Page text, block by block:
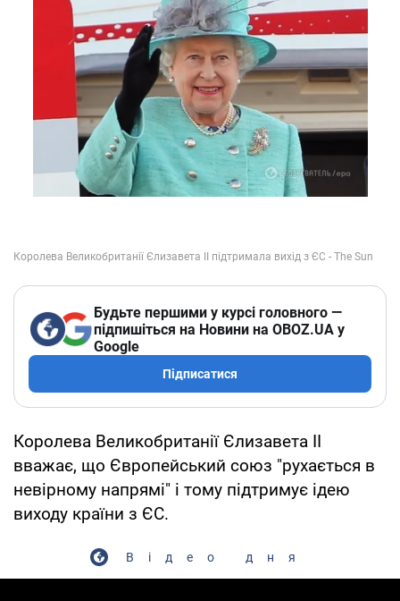
Будьте першими у курсі головного —
підпишіться на Новини на OBOZ.UA у
Google
Підписатися
Королева Великобританії Єлизавета II
вважає, що Європейський союз "рухається в
невірному напрямі" і тому підтримує ідею
виходу країни з ЄС.
Відео дня